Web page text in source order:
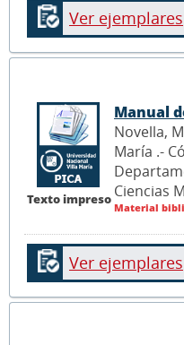
Ver ejemplares
Texto impreso
Manual
Novella,
María .-
Ciencias
Material
Ver ejemplares